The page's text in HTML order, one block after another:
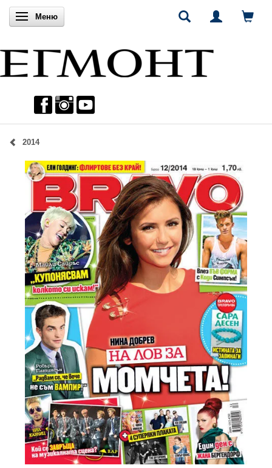
Включи навигацията
Меню
2014